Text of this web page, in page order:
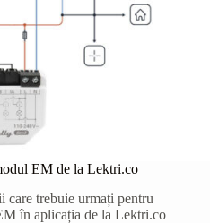
EM de la Lektri.co
care trebuie urmați pentru
în aplicația de la Lektri.co